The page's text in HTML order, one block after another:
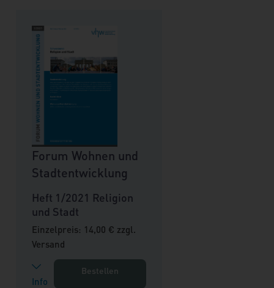
Forum Wohnen und
Stadtentwicklung
Heft 1/2021 Religion
und Stadt
Einzelpreis: 14,00 € zzgl.
Versand
Info
Bestellen